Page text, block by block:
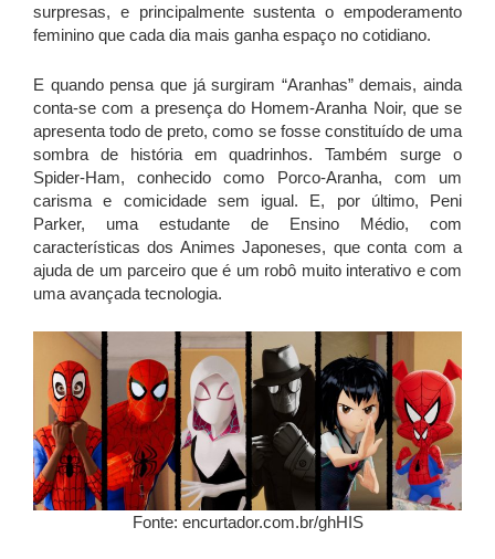
surpresas, e principalmente sustenta o empoderamento
feminino que cada dia mais ganha espaço no cotidiano.
E quando pensa que já surgiram “Aranhas” demais, ainda
conta-se com a presença do Homem-Aranha Noir, que se
apresenta todo de preto, como se fosse constituído de uma
sombra de história em quadrinhos. Também surge o
Spider-Ham, conhecido como Porco-Aranha, com um
carisma e comicidade sem igual. E, por último, Peni
Parker, uma estudante de Ensino Médio, com
características dos Animes Japoneses, que conta com a
ajuda de um parceiro que é um robô muito interativo e com
uma avançada tecnologia.
Fonte: encurtador.com.br/ghHIS